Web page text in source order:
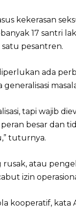
kekerasan
17 santri
pesantren.
ada
tapi wajib
besar dan
tuturnya.
rusak, atau
izin
kooperatif, kata